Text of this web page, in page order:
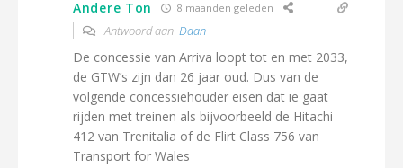
Andere Ton 8 maanden geleden
Antwoord aan Daan
De concessie van Arriva loopt tot en met 2033,
de GTW’s zijn dan 26 jaar oud. Dus van de
volgende concessiehouder eisen dat ie gaat
rijden met treinen als bijvoorbeeld de Hitachi
412 van Trenitalia of de Flirt Class 756 van
Transport for Wales